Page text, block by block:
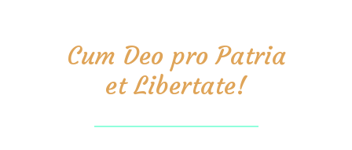
Cum Deo pro Patria
et Libertate!